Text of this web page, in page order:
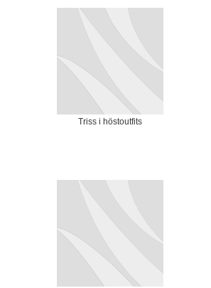
Triss i höstoutfits